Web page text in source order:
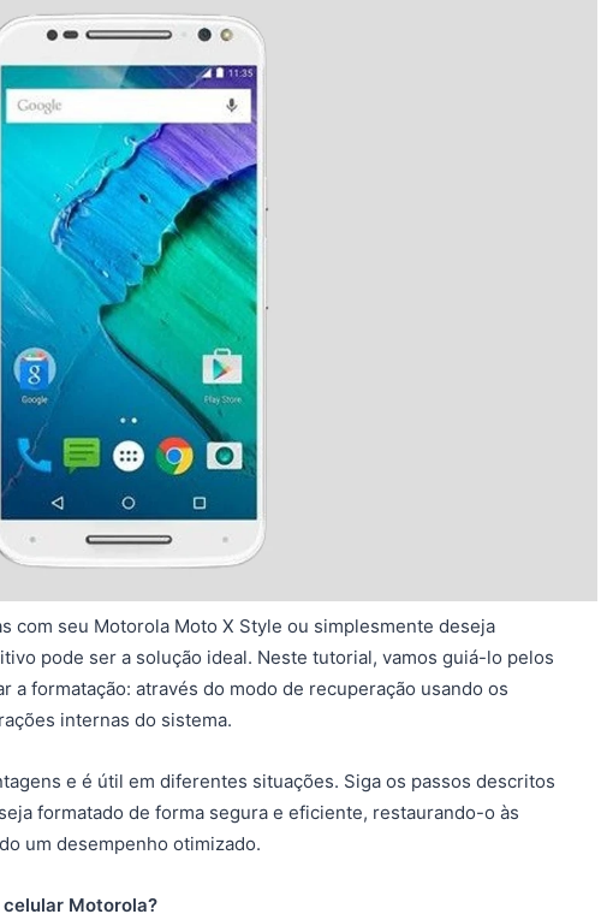
com seu Motorola Moto X Style ou simplesmente deseja
pode ser a solução ideal. Neste tutorial, vamos guiá-lo pelos
a formatação: através do modo de recuperação usando os
internas do sistema.
e é útil em diferentes situações. Siga os passos descritos
formatado de forma segura e eficiente, restaurando-o às
um desempenho otimizado.
Motorola?